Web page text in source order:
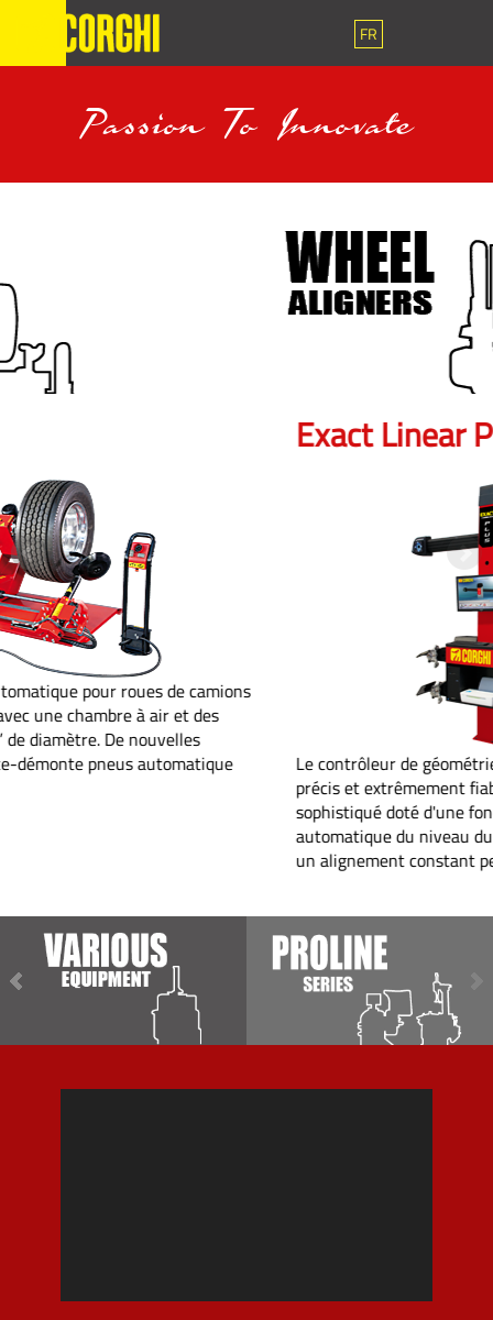
FR
Passion To Innovate
Le contrôleur de géométrie des roues pour tous Rapide,
précis et extrêmement fiable Contrôleur de géométrie
sophistiqué doté d'une fonction optionnelle de suivi
automatique du niveau du pont, qui permet de maintenir
un alignement constant pendant les opérations de mesur...